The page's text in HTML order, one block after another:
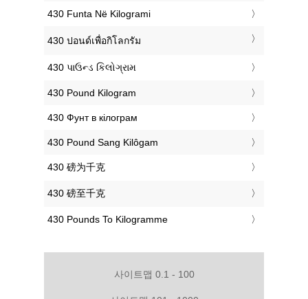
‎430 Funta Në Kilogrami
‎430 ปอนด์เพื่อกิโลกรัม
‎430 પાઉન્ડ કિલોગ્રામ
‎430 Pound Kilogram
‎430 Фунт в кілограм
‎430 Pound Sang Kilôgam
‎430 磅为千克
‎430 磅至千克
‎430 Pounds To Kilogramme
사이트맵 0.1 - 100